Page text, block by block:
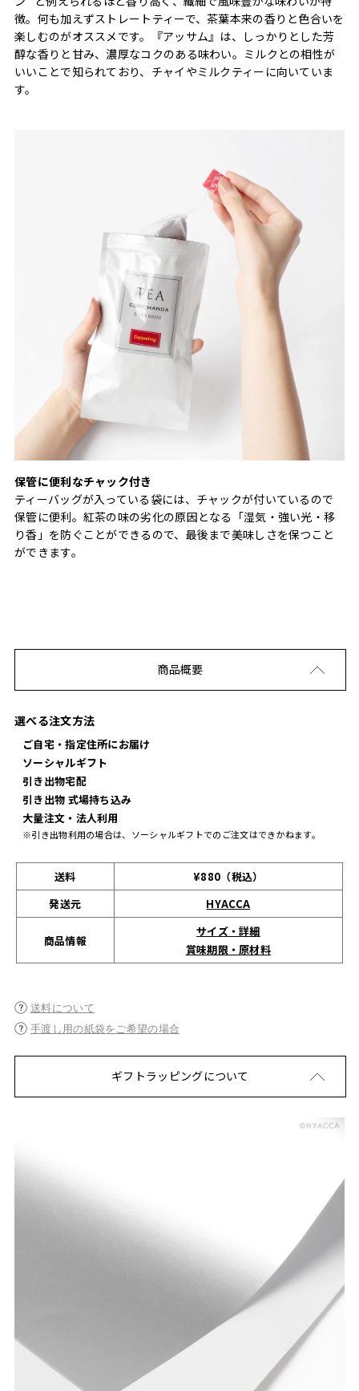
徴。何も加えずストレートティーで、茶葉本来の香りと色合いを
楽しむのがオススメです。『アッサム』は、しっかりとした芳
醇な香りと甘み、濃厚なコクのある味わい。ミルクとの相性が
いいことで知られており、チャイやミルクティーに向いていま
す。
保管に便利なチャック付き
ティーバッグが入っている袋には、チャックが付いているので
保管に便利。紅茶の味の劣化の原因となる「湿気・強い光・移
り香」を防ぐことができるので、最後まで美味しさを保つこと
ができます。
商品概要
選べる注文方法
ご自宅・指定住所にお届け
ソーシャルギフト
引き出物宅配
引き出物 式場持ち込み
大量注文・法人利用
※引き出物利用の場合は、ソーシャルギフトでのご注文はできかねます。
送料
¥880（税込）
発送元
HYACCA
商品情報
サイズ・詳細
賞味期限・原材料
送料について
手渡し用の紙袋をご希望の場合
ギフトラッピングについて